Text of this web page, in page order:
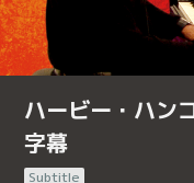
ハービー・ハン
字幕
Subtitle